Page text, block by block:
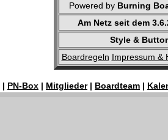
Powered by Burning
Am Netz seit dem
Style &
Boardregeln Impressum &
| PN-Box | Mitglieder| Boardteam |